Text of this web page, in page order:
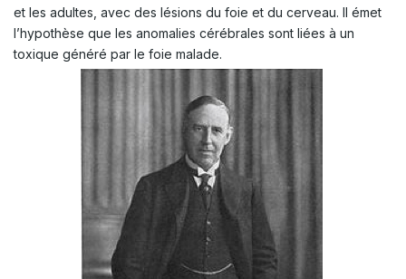
et les adultes, avec des lésions du foie et du cerveau. Il émet
l’hypothèse que les anomalies cérébrales sont liées à un
toxique généré par le foie malade.